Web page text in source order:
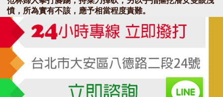
憤，所為實有不該，應予相當程度責難。
一審考量，雙方未和解，楊男也未獲被害人諒解，加上他患
有妄想型思覺失調症，辨識行為違法能力有輕微降低，就女
店員部分依重傷未遂罪判刑4年，傷害范林婦人部分以傷害
罪判刑1年2個月，2罪應執行有期徒刑5年。
案經上訴，二審由台灣高等法院高雄分院審理，認為一審認
事用法皆無違誤，量刑及定執行刑也算妥當，並無任何偏失